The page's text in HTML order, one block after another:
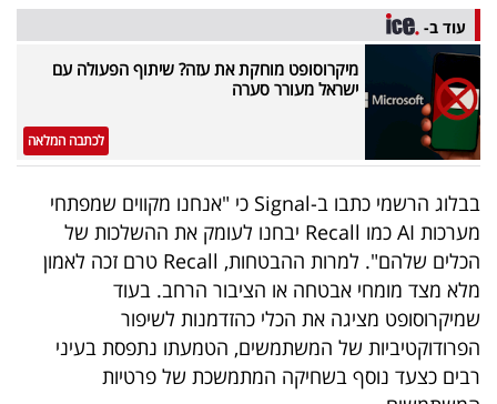
שיתופי
פעולה
דרושים
ניוזלטרים
מייל
אדום
עוד ב-
מיקרוסופט מוחקת את עזה? שיתוף הפעולה עם
ישראל מעורר סערה
לכתבה המלאה
בבלוג הרשמי כתבו ב-Signal כי "אנחנו מקווים שמפתחי
מערכות AI כמו Recall יבחנו לעומק את ההשלכות של
הכלים שלהם". למרות ההבטחות, Recall טרם זכה לאמון
מלא מצד מומחי אבטחה או הציבור הרחב. בעוד
שמיקרוסופט מציגה את הכלי כהזדמנות לשיפור
הפרודוקטיביות של המשתמשים, הטמעתו נתפסת בעיני
רבים כצעד נוסף בשחיקה המתמשכת של פרטיות